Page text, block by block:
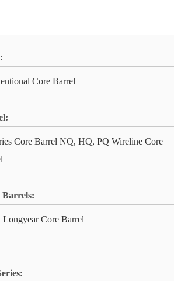
Core Barrel
Core Barrel NQ, HQ, PQ Wireline Core
Barrels:
Longyear Core Barrel